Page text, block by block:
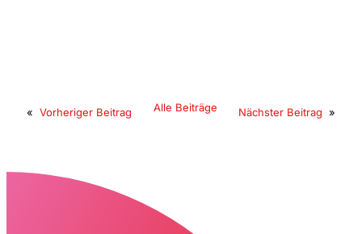
« Vorheriger Beitrag Alle Beiträge Nächster Beitrag »